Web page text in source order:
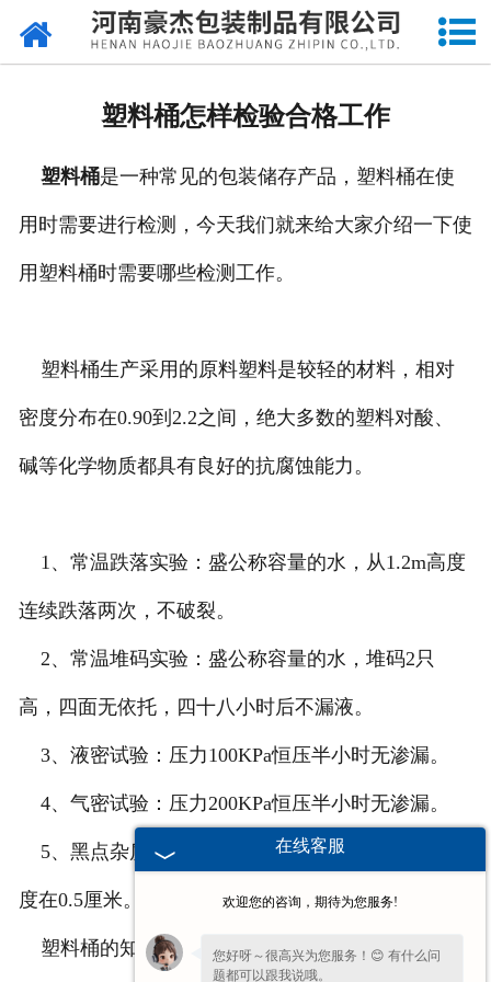
网站首页
厂容厂貌
印刷工艺
留言反馈
塑料桶怎样检验合格工作
塑料桶是一种常见的包装储存产品，塑料桶在使
用时需要进行检测，今天我们就来给大家介绍一下使
用塑料桶时需要哪些检测工作。
塑料桶生产采用的原料塑料是较轻的材料，相对
密度分布在0.90到2.2之间，绝大多数的塑料对酸、
碱等化学物质都具有良好的抗腐蚀能力。
1、常温跌落实验：盛公称容量的水，从1.2m高度
连续跌落两次，不破裂。
2、常温堆码实验：盛公称容量的水，堆码2只
高，四面无依托，四十八小时后不漏液。
3、液密试验：压力100KPa恒压半小时无渗漏。
4、气密试验：压力200KPa恒压半小时无渗漏。
5、黑点杂质：每一百平方厘米表面中≤5个，且长
度在0.5厘米。
塑料桶的知识今天先讲到这里，希望我们的讲解
在线客服
欢迎您的咨询，期待为您服务!
您好呀～很高兴为您服务！😊 有什么问
题都可以跟我说哦。